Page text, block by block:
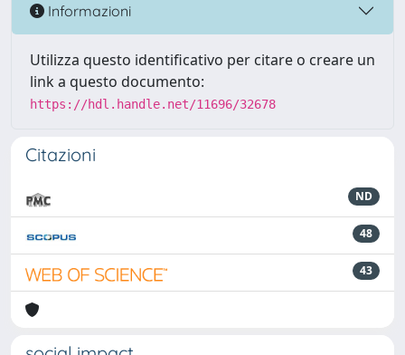
Informazioni
Utilizza questo identificativo per citare o creare un
link a questo documento:
https://hdl.handle.net/11696/32678
Citazioni
ND
48
43